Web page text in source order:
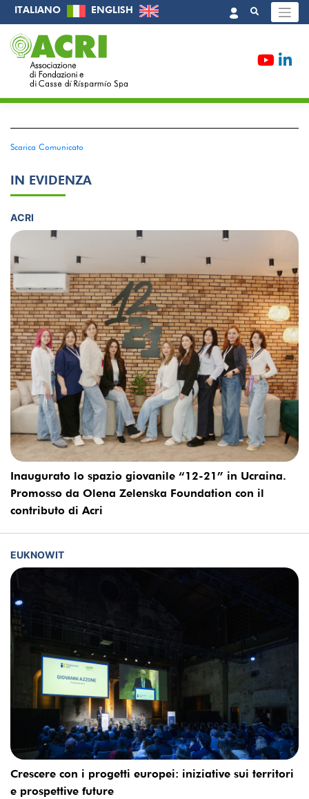
ITALIANO ENGLISH
/ Sala Stampa
STAMPA
Scarica Comunicato
IN EVIDENZA
ACRI
Inaugurato lo spazio giovanile “12-21” in Ucraina.
Promosso da Olena Zelenska Foundation con il
contributo di Acri
EUKNOWIT
Crescere con i progetti europei: iniziative sui territori
e prospettive future